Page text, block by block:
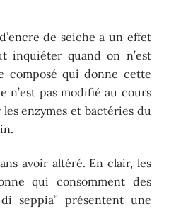
de seiche a un effet
inquiéter quand on n’est
composé qui donne cette
n’est pas modifié au cours
enzymes et bactéries du
avoir altéré. En clair, les
qui consomment des
seppia” présentent une